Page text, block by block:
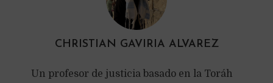
CHRISTIAN GAVIRIA ALVAREZ
Un profesor de justicia basado en la Toráh